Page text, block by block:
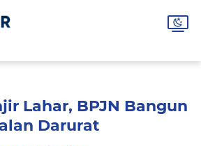
Lahar, BPJN Bangun
Darurat